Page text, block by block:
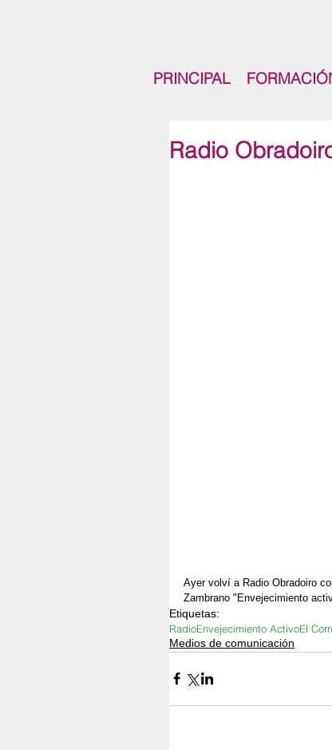
PRINCIPAL
Radio
Ayer volví a Radio Obradoiro
Zambrano "Envejecimiento
Etiquetas:
RadioEnvejecimiento ActivoEl
Medios de comunicación